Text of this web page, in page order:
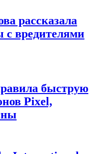
рассказала
с вредителями
быструю
Pixel,